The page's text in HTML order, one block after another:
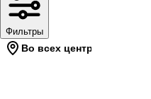
Фильтры
Во всех центрах